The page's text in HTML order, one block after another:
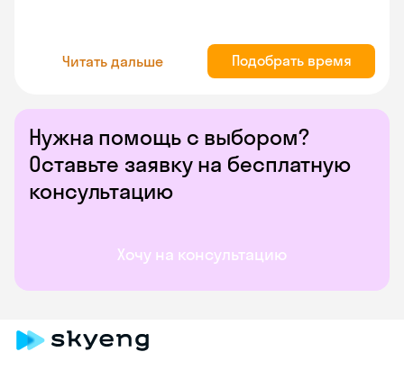
Нужна помощь с выбором?
Оставьте заявку на бесплатную
консультацию
Хочу на консультацию
Читать дальше Подобрать время